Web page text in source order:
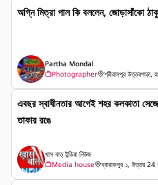
অগ্নি মিত্রা পাল কি বললেন, জোড়াসাঁকো
Partha Mondal
Photographer
শ্রীরামপুর উত্তরপাড়া,
এবছর স্বাধীনতার আগেই শহর কলকাতা
তাকার রঙে
খাস বাত্ ইন্ডিয়া নিউজ
Media house
ব্যারাকপুর ১, উত্তর 24